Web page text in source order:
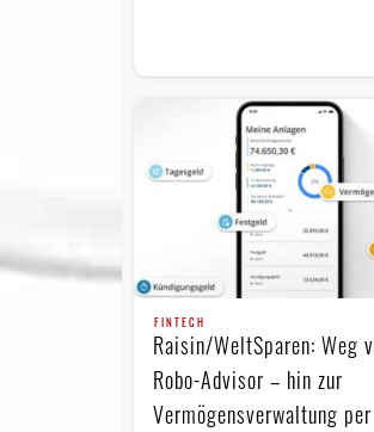
FINTECH
Raisin/WeltSparen: Weg
Robo-Advisor – hin zur
Vermögensverwaltung per